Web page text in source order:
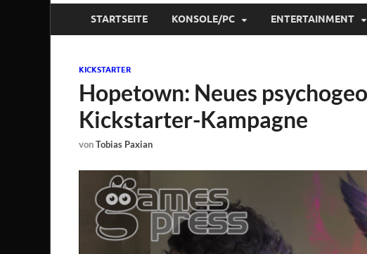
STARTSEITE KONSOLE/PC ENTERTAINMENT
KICKSTARTER
Hopetown: Neues
Kickstarter-Kampagne
vonTobias Paxian